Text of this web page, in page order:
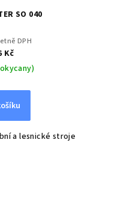
SO 040
DPH
Kč
a lesnické stroje